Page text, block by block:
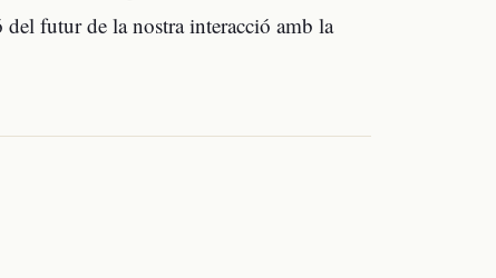
futur de la nostra interacció amb la